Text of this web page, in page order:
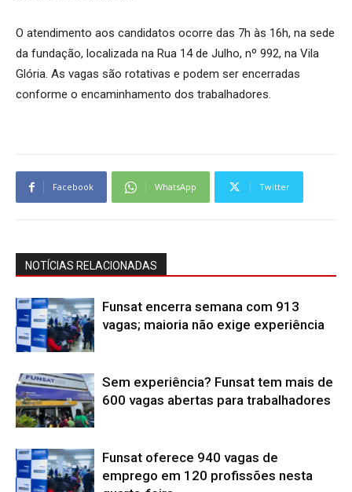
O atendimento aos candidatos ocorre das 7h às 16h, na sede
da fundação, localizada na Rua 14 de Julho, nº 992, na Vila
Glória. As vagas são rotativas e podem ser encerradas
conforme o encaminhamento dos trabalhadores.
Facebook WhatsApp Twitter
NOTÍCIAS RELACIONADAS
Funsat encerra semana com 913
vagas; maioria não exige experiência
Sem experiência? Funsat tem mais de
600 vagas abertas para trabalhadores
Funsat oferece 940 vagas de
emprego em 120 profissões nesta